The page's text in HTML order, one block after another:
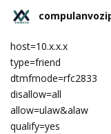
host=10.x.x.x
type=friend
dtmfmode=rfc2833
disallow=all
allow=ulaw&alaw
qualify=yes